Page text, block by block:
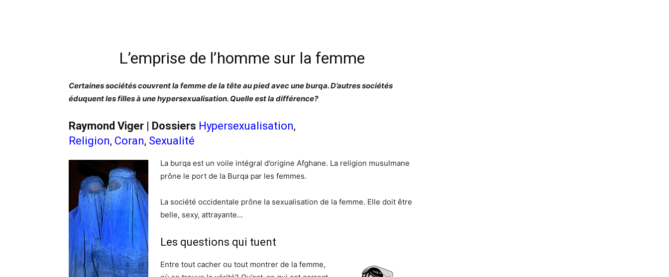
L’emprise de l’homme sur la femme
Certaines sociétés couvrent la femme de la tête au pied avec une burqa. D’autres sociétés
éduquent les filles à une hypersexualisation. Quelle est la différence?
Raymond Viger | Dossiers Hypersexualisation,
Religion, Coran, Sexualité
La burqa est un voile intégral d’origine Afghane. La religion musulmane
prône le port de la Burqa par les femmes.
La société occidentale prône la sexualisation de la femme. Elle doit être
belle, sexy, attrayante…
Les questions qui tuent
Entre tout cacher ou tout montrer de la femme,